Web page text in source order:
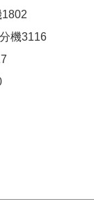
機3116